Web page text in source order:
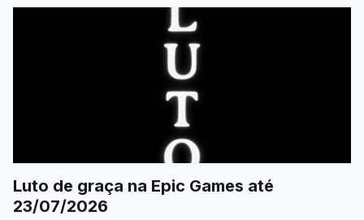
Luto de graça na Epic Games até
23/07/2026